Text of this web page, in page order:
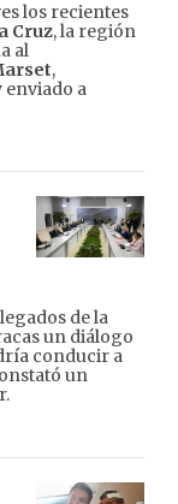
los recientes
Cruz, la región
al
,
enviado a
de la
un diálogo
conducir a
un